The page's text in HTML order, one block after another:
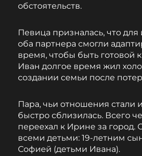
обстоятельств.
Певица призналась, что
оба партнера смогли
время, чтобы быть готовой
Иван долгое время жил
создании семьи после
Пара, чьи отношения стали
быстро сблизилась. Всего
переехал к Ирине за город.
всеми детьми: 19-летним
Софией (детьми Ивана).